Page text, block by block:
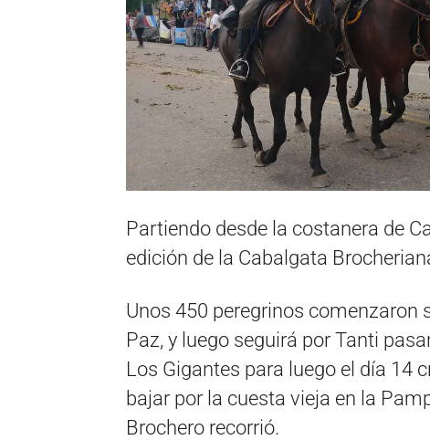
Partiendo desde la costanera de
edición de la Cabalgata
Unos 450 peregrinos comenzaron
Paz, y luego seguirá por Tanti
Los Gigantes para luego el día 14
bajar por la cuesta vieja en la
Brochero recorrió.